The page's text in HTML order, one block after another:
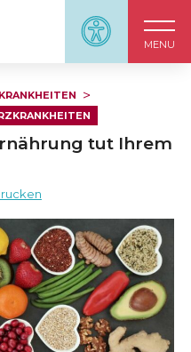
Panneau
MENU
by HôpitauxRobert
tut Ihrem
teilen
teilen
LinkedIn teilen
cette page sur email